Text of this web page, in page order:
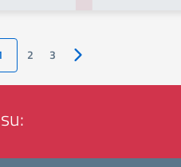
2 3 Pagina successiva